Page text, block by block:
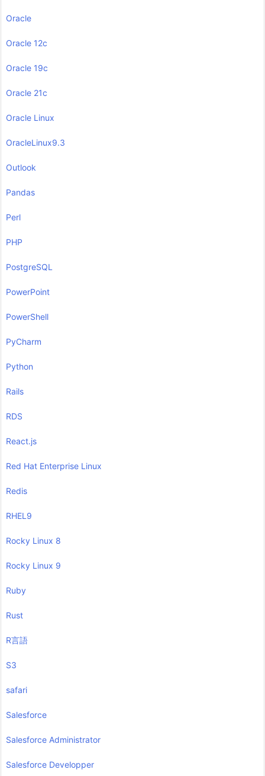
Oracle
Oracle 12c
Oracle 19c
Oracle 21c
Oracle Linux
OracleLinux9.3
Outlook
Pandas
Perl
PHP
PostgreSQL
PowerPoint
PowerShell
PyCharm
Python
Rails
RDS
React.js
Red Hat Enterprise Linux
Redis
RHEL9
Rocky Linux 8
Rocky Linux 9
Ruby
Rust
R言語
S3
safari
Salesforce
Salesforce Administrator
Salesforce Developper